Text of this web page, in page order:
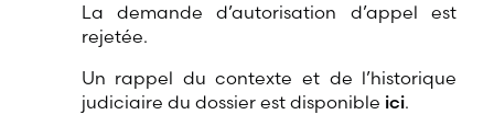
La demande d’autorisation d’appel est
rejetée.
Un rappel du contexte et de l’historique
judiciaire du dossier est disponible ici.